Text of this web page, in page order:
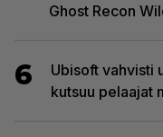
Ghost Recon
6
Ubisoft vahvisti
kutsuu pelaajat